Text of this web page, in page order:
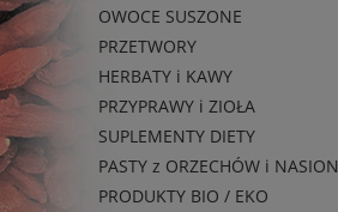
OWOCE SUSZONE
PRZETWORY
HERBATY i KAWY
PRZYPRAWY i ZIOŁA
SUPLEMENTY DIETY
PASTY z ORZECHÓW i NASION
PRODUKTY BIO / EKO